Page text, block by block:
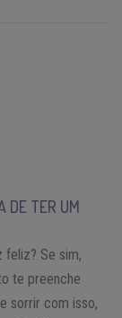
DE TER UM
feliz? Se sim,
te preenche
sorrir com isso,